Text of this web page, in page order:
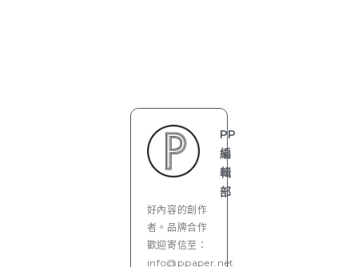
PP
編
輯
部
好內容的創作
者。品牌合作
歡迎寄信至：
info@ppaper.net